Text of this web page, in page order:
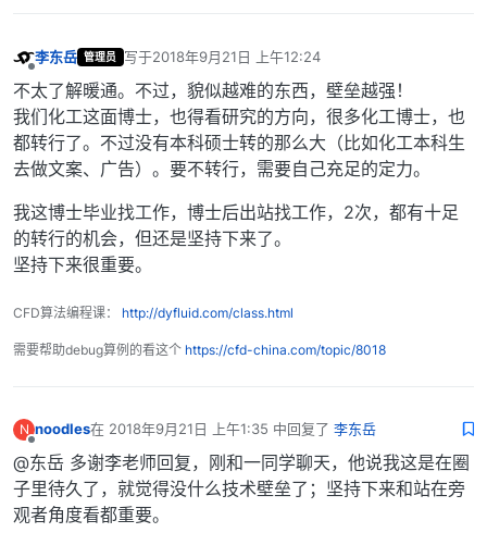
李东岳 管理员 写于2018年9月21日 上午12:24
最后由 编辑
不太了解暖通。不过，貌似越难的东西，壁垒越强！
我们化工这面博士，也得看研究的方向，很多化工博士，也
都转行了。不过没有本科硕士转的那么大（比如化工本科生
去做文案、广告）。要不转行，需要自己充足的定力。
我这博士毕业找工作，博士后出站找工作，2次，都有十足
的转行的机会，但还是坚持下来了。
坚持下来很重要。
CFD算法编程课： http://dyfluid.com/class.html
需要帮助debug算例的看这个 https://cfd-china.com/topic/8018
N noodles在 2018年9月21日 上午1:35 中回复了 李东岳
最后由 编辑
@东岳 多谢李老师回复，刚和一同学聊天，他说我这是在圈
子里待久了，就觉得没什么技术壁垒了；坚持下来和站在旁
观者角度看都重要。